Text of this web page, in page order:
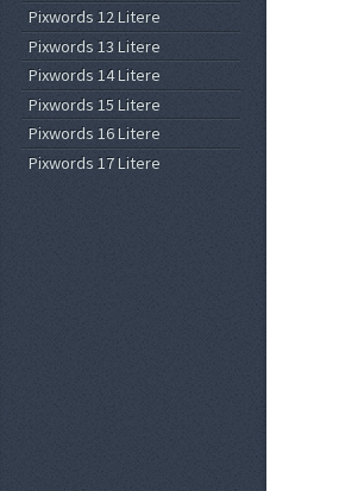
Pixwords 12 Litere
Pixwords 13 Litere
Pixwords 14 Litere
Pixwords 15 Litere
Pixwords 16 Litere
Pixwords 17 Litere